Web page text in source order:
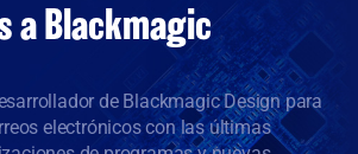
a Blackmagic
de Blackmagic Design para
electrónicos con las últimas